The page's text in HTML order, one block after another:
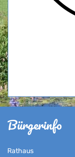
Bürgerinfo
Rathaus